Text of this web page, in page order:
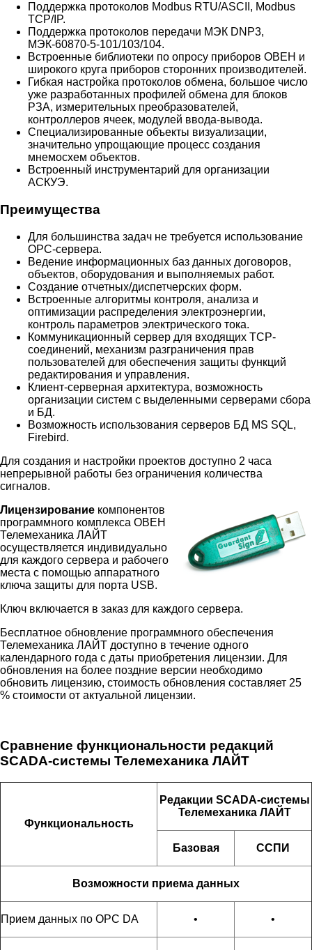
Поддержка протоколов Modbus RTU/ASCII, Modbus
TCP/IP.
Поддержка протоколов передачи МЭК DNP3,
МЭК-60870-5-101/103/104.
Встроенные библиотеки по опросу приборов ОВЕН и
широкого круга приборов сторонних производителей.
Гибкая настройка протоколов обмена, большое число
уже разработанных профилей обмена для блоков
РЗА, измерительных преобразователей,
контроллеров ячеек, модулей ввода-вывода.
Специализированные объекты визуализации,
значительно упрощающие процесс создания
мнемосхем объектов.
Встроенный инструментарий для организации
АСКУЭ.
Преимущества
Для большинства задач не требуется использование
ОPC-сервера.
Ведение информационных баз данных договоров,
объектов, оборудования и выполняемых работ.
Создание отчетных/диспетчерских форм.
Встроенные алгоритмы контроля, анализа и
оптимизации распределения электроэнергии,
контроль параметров электрического тока.
Коммуникационный сервер для входящих TCP-
соединений, механизм разграничения прав
пользователей для обеспечения защиты функций
редактирования и управления.
Клиент-серверная архитектура, возможность
организации систем с выделенными серверами сбора
и БД.
Возможность использования серверов БД MS SQL,
Firebird.
Для создания и настройки проектов доступно 2 часа
непрерывной работы без ограничения количества
сигналов.
Лицензирование компонентов
программного комплекса ОВЕН
Телемеханика ЛАЙТ
осуществляется индивидуально
для каждого сервера и рабочего
места с помощью аппаратного
ключа защиты для порта USB.
Ключ включается в заказ для каждого сервера.
Бесплатное обновление программного обеспечения
Телемеханика ЛАЙТ доступно в течение одного
календарного года с даты приобретения лицензии. Для
обновления на более поздние версии необходимо
обновить лицензию, стоимость обновления составляет 25
% стоимости от актуальной лицензии.
Сравнение функциональности редакций
SCADA-системы Телемеханика ЛАЙТ
Функциональность
Редакции SCADA-системы
Телемеханика ЛАЙТ
Базовая ССПИ
Возможности приема данных
Прием данных по OPC DA • •